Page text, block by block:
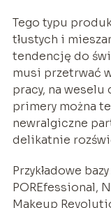
Tego typu
tłustych i
tendencję do
musi przetrwać
pracy, na weselu
primery można
newralgiczne
delikatnie
Przykładowe
POREfessional,
Makeup